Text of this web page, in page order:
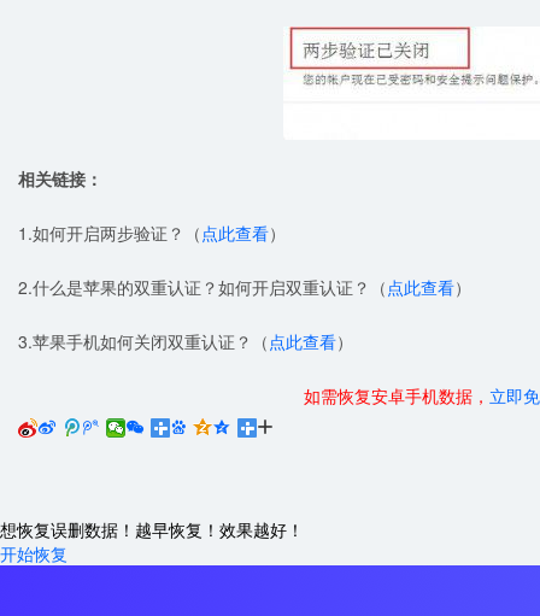
相关链接：
1.如何开启两步验证？（点此查看）
2.什么是苹果的双重认证？如何开启双重认证？（点此查看）
3.苹果手机如何关闭双重认证？（点此查看）
如需恢复安卓手机数据， 立即
     
想恢复误删数据！越早恢复！效果越好！
开始恢复